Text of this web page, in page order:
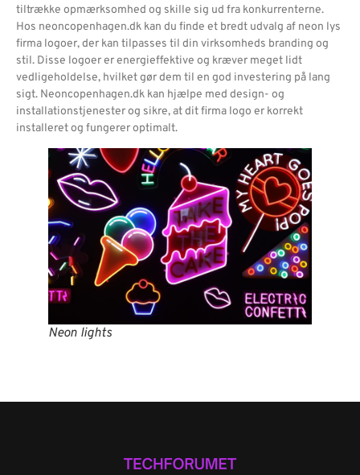
tiltrække opmærksomhed og skille sig ud fra konkurrenterne.
Hos neoncopenhagen.dk kan du finde et bredt udvalg af neon lys
firma logoer, der kan tilpasses til din virksomheds branding og
stil. Disse logoer er energieffektive og kræver meget lidt
vedligeholdelse, hvilket gør dem til en god investering på lang
sigt. Neoncopenhagen.dk kan hjælpe med design- og
installationstjenester og sikre, at dit firma logo er korrekt
installeret og fungerer optimalt.
Neon lights